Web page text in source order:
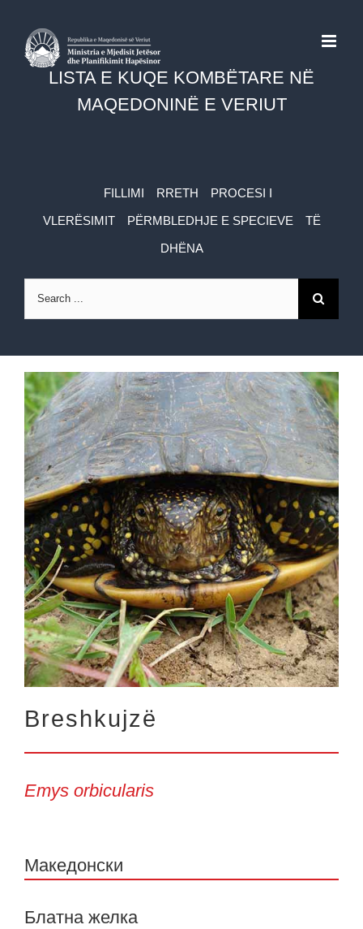
LISTA E KUQE KOMBËTARE NË
MAQEDONINË E VERIUT
FILLIMI RRETH
PROCESI I
VLERËSIMIT
PËRMBLEDHJE E SPECIEVE
TË
DHËNA
Search
for:
Breshkujzë
Emys orbicularis
Македонски
Блатна желка